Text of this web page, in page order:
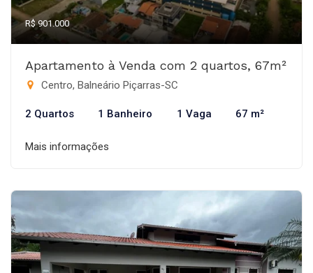
R$ 901.000
Apartamento à Venda com 2 quartos, 67m²
Centro, Balneário Piçarras-SC
2 Quartos 1 Banheiro 1 Vaga 67 m²
Mais informações